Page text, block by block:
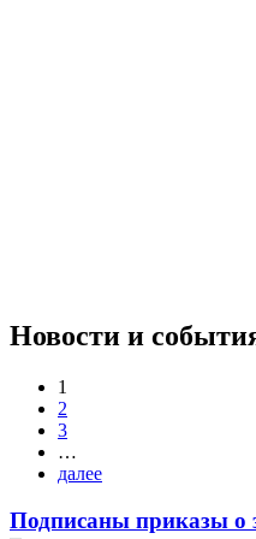
Новости и
1
2
3
…
далее
Подписаны приказы о